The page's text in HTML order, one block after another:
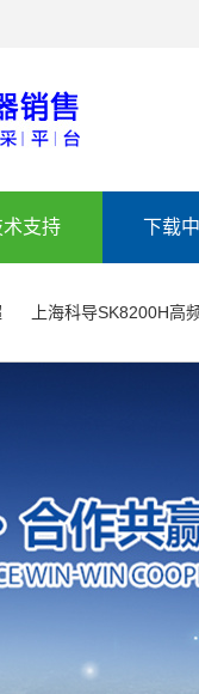
术支持 下载
上海科导SK8200H高